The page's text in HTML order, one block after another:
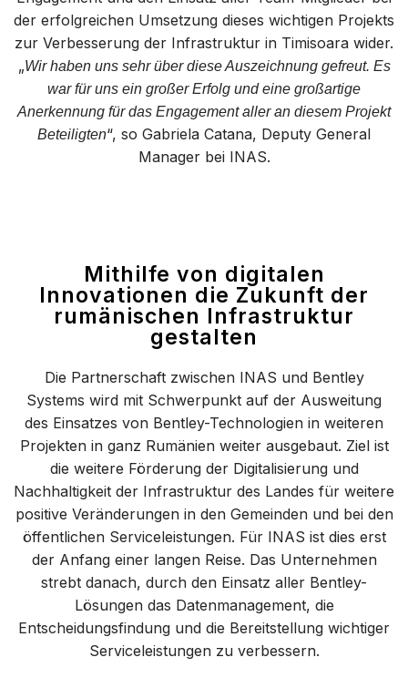
der erfolgreichen Umsetzung dieses wichtigen Projekts
zur Verbesserung der Infrastruktur in Timisoara wider.
„Wir haben uns sehr über diese Auszeichnung gefreut. Es
war für uns ein großer Erfolg und eine großartige
Anerkennung für das Engagement aller an diesem Projekt
Beteiligten“, so Gabriela Catana, Deputy General
Manager bei INAS.
Mithilfe von digitalen
Innovationen die Zukunft der
rumänischen Infrastruktur
gestalten
Die Partnerschaft zwischen INAS und Bentley
Systems wird mit Schwerpunkt auf der Ausweitung
des Einsatzes von Bentley-Technologien in weiteren
Projekten in ganz Rumänien weiter ausgebaut. Ziel ist
die weitere Förderung der Digitalisierung und
Nachhaltigkeit der Infrastruktur des Landes für weitere
positive Veränderungen in den Gemeinden und bei den
öffentlichen Serviceleistungen. Für INAS ist dies erst
der Anfang einer langen Reise. Das Unternehmen
strebt danach, durch den Einsatz aller Bentley-
Lösungen das Datenmanagement, die
Entscheidungsfindung und die Bereitstellung wichtiger
Serviceleistungen zu verbessern.